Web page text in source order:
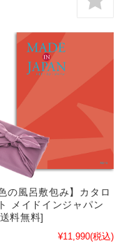
の風呂敷包み】カタロ
メイドインジャパン
料無料]
¥11,990(税込)